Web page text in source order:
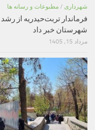
شهرداری / مطبوعات و رسانه ها
شهرستان خبر داد
مرداد 15, 1405